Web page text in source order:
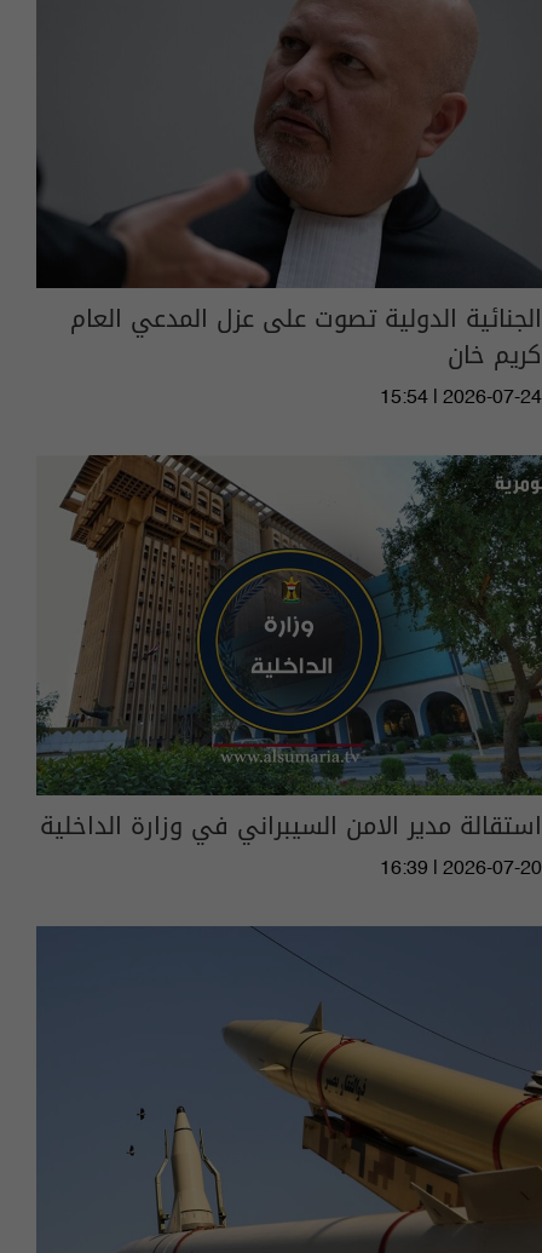
الجنائية الدولية تصوت على عزل المدعي العام
كريم خان
15:54 | 2026-07-24
استقالة مدير الامن السيبراني في وزارة الداخلية
16:39 | 2026-07-20